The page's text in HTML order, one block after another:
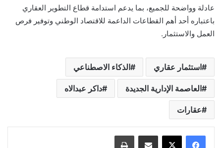
عادلة وواضحة للجميع، بما يدعم استدامة قطاع التطوير العقاري
باعتباره أحد أهم القطاعات الداعمة للاقتصاد الوطني وتوفير فرص
العمل والاستثمار.
استثمار عقاري الذكاء الاصطناعي
العاصمة الإدارية الجديدة داكر عبدالاه
عقارات
مشاركة عبر البريد طباعة